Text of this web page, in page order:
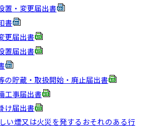
置・変更届出書
書
更届出書
置届出書
の貯蔵・取扱開始・廃止届出書
工事届出書
け届出書
い煙又は火災を発するおそれのある行